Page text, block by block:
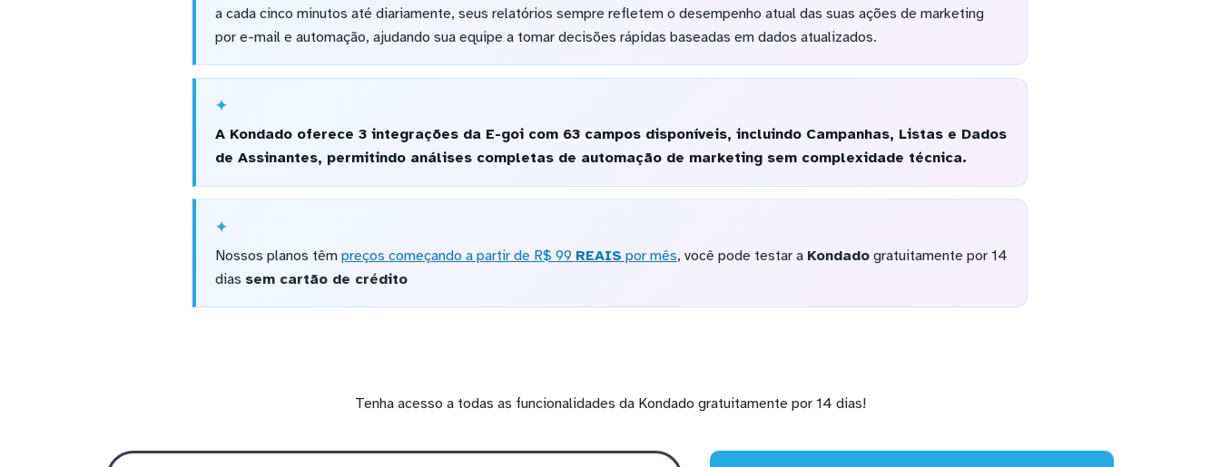
a cada cinco minutos até diariamente, seus relatórios sempre refletem o desempenho atual das suas ações de marketing
por e-mail e automação, ajudando sua equipe a tomar decisões rápidas baseadas em dados atualizados.
A Kondado oferece 3 integrações da E-goi com 63 campos disponíveis, incluindo Campanhas, Listas e Dados
de Assinantes, permitindo análises completas de automação de marketing sem complexidade técnica.
Nossos planos têm preços começando a partir de R$ 99 REAIS por mês, você pode testar a Kondadogratuitamente por 14
dias sem cartão de crédito
Tenha acesso a todas as funcionalidades da Kondado gratuitamente por 14 dias!